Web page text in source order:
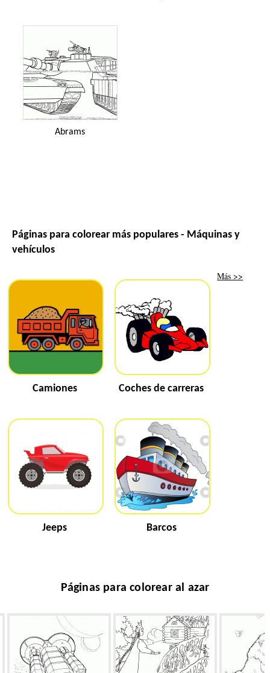
Abrams
Páginas para colorear más populares - Máquinas y
vehículos
Camiones Coches de carreras
Jeeps Barcos
Más >>
Páginas para colorear al azar